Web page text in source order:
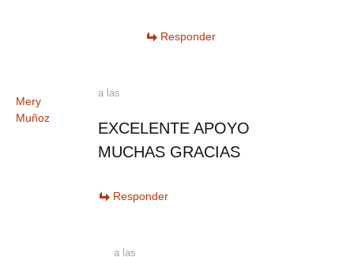
Responder
Mery
Muñoz
a las
EXCELENTE APOYO
MUCHAS GRACIAS
Responder
a las